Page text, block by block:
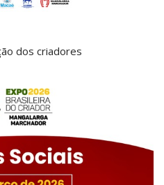
dos criadores